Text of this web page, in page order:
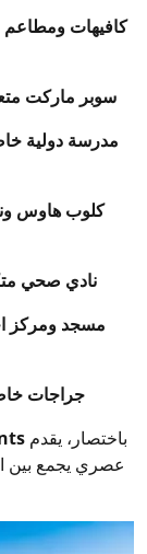
كافيهات ومطاعم
سوبر ماركت
مدرسة دولية
كلوب هاوس
نادي صحي
مسجد ومركز
جراجات
باختصار، يقدم